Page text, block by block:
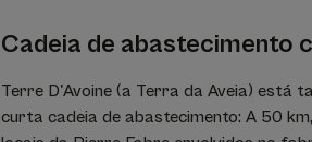
Cadeia de abastecimento
Terre D'Avoine (a Terra da Aveia) está
curta cadeia de abastecimento: A 50